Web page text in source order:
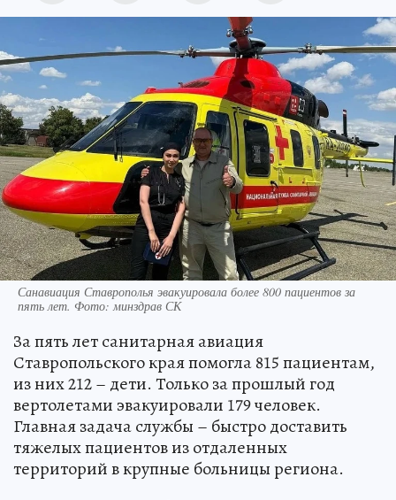
Санавиация Ставрополья эвакуировала более 800 пациентов за
пять лет. Фото: минздрав СК
За пять лет санитарная авиация
Ставропольского края помогла 815 пациентам,
из них 212 – дети. Только за прошлый год
вертолетами эвакуировали 179 человек.
Главная задача службы – быстро доставить
тяжелых пациентов из отдаленных
территорий в крупные больницы региона.